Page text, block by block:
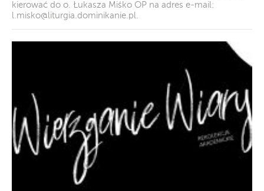
kierować do o. Łukasza Miśko OP na adres e-mail:
l.misko@liturgia.dominikanie.pl